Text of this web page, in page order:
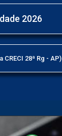
2026
28ª Rg - AP)